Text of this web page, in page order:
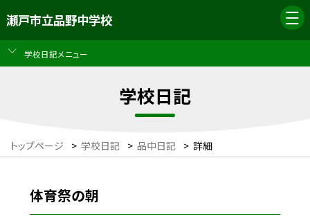
瀬戸市立品野中学校
学校日記メニュー
学校日記
トップページ > 学校日記 > 品中日記 > 詳細
体育祭の朝